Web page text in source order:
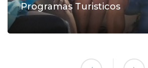
Programas Turisticos